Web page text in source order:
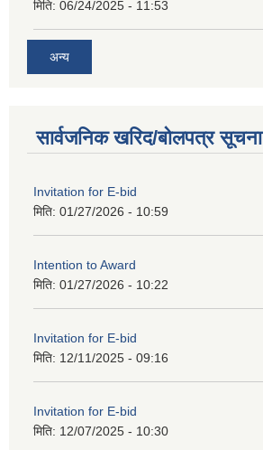
मिति: 06/24/2025 - 11:53
अन्य
सार्वजनिक खरिद/बोलपत्र सूचना
Invitation for E-bid
मिति: 01/27/2026 - 10:59
Intention to Award
मिति: 01/27/2026 - 10:22
Invitation for E-bid
मिति: 12/11/2025 - 09:16
Invitation for E-bid
मिति: 12/07/2025 - 10:30